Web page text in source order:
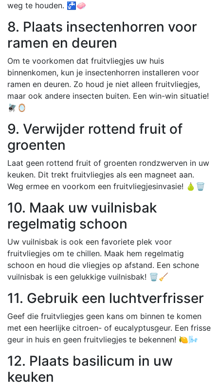
weg te houden. 🚰🧼
8. Plaats insectenhorren voor
ramen en deuren
Om te voorkomen dat fruitvliegjes uw huis
binnenkomen, kun je insectenhorren installeren voor
ramen en deuren. Zo houd je niet alleen fruitvliegjes,
maar ook andere insecten buiten. Een win-win situatie!
🪰🪞
9. Verwijder rottend fruit of
groenten
Laat geen rottend fruit of groenten rondzwerven in uw
keuken. Dit trekt fruitvliegjes als een magneet aan.
Weg ermee en voorkom een fruitvliegjesinvasie! 🍐🗑️
10. Maak uw vuilnisbak
regelmatig schoon
Uw vuilnisbak is ook een favoriete plek voor
fruitvliegjes om te chillen. Maak hem regelmatig
schoon en houd die vliegjes op afstand. Een schone
vuilnisbak is een gelukkige vuilnisbak! 🗑️🧹
11. Gebruik een luchtverfrisser
Geef die fruitvliegjes geen kans om binnen te komen
met een heerlijke citroen- of eucalyptusgeur. Een frisse
geur in huis en geen fruitvliegjes te bekennen! 🍋🌬️
12. Plaats basilicum in uw
keuken